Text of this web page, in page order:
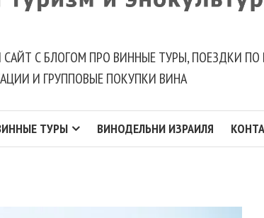
С БЛОГОМ ПРО ВИННЫЕ ТУРЫ, ПОЕЗДКИ
И ГРУППОВЫЕ ПОКУПКИ ВИНА
ТУРЫ ВИНОДЕЛЬНИ ИЗРАИЛЯ